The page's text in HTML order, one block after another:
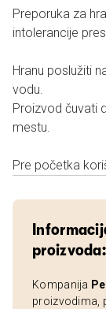
Preporuka za
intolerancije
Hranu poslužiti
vodu.
Proizvod čuvati
mestu.
Pre početka
proizvoda:
Kompanija
proizvodima,